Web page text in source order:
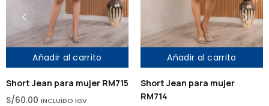
al carrito
para mujer RM715
IGV
Añadir al carrito
Short Jean para mujer
Short